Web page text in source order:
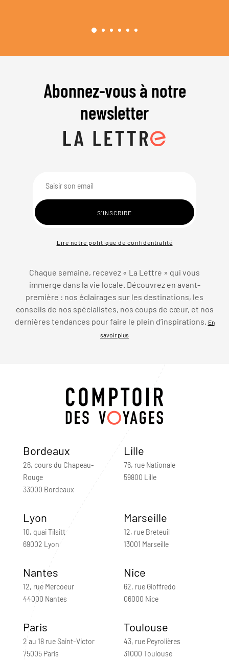
Abonnez-vous à notre
newsletter
Lire notre politique de confidentialité
Chaque semaine, recevez « La Lettre » qui vous
immerge dans la vie locale. Découvrez en avant-
première : nos éclairages sur les destinations, les
conseils de nos spécialistes, nos coups de cœur, et nos
dernières tendances pour faire le plein d’inspirations.
En
savoir plus
Bordeaux
26, cours du Chapeau-
Rouge
33000 Bordeaux
Lille
76, rue Nationale
59800 Lille
Lyon
10, quai Tilsitt
69002 Lyon
Marseille
12, rue Breteuil
13001 Marseille
Nantes
12, rue Mercoeur
44000 Nantes
Nice
62, rue Gioffredo
06000 Nice
Paris
2 au 18 rue Saint-Victor
75005 Paris
Toulouse
43, rue Peyrolières
31000 Toulouse